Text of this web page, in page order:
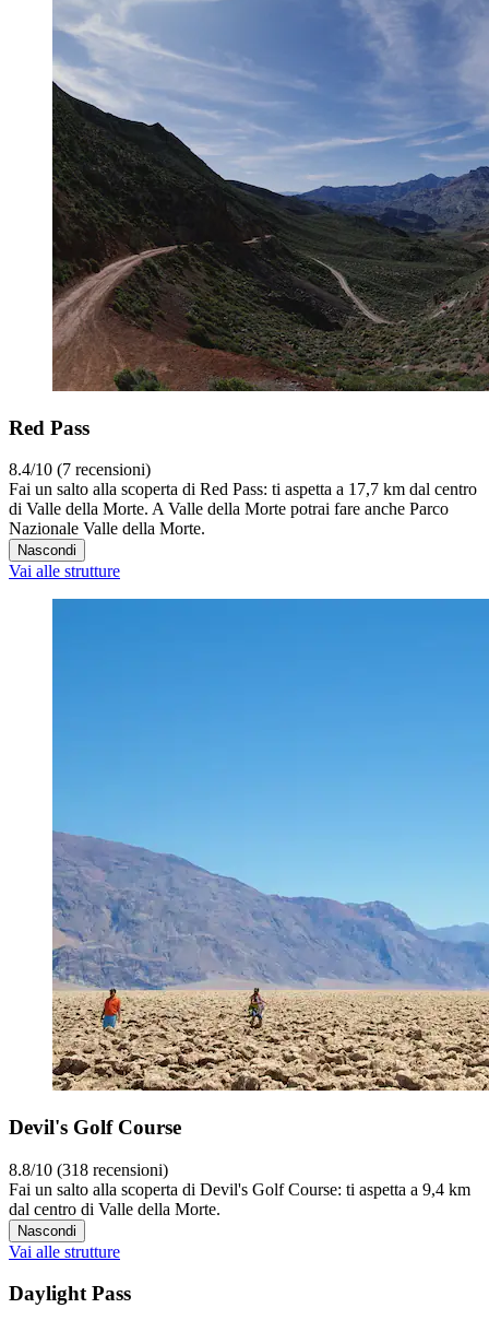
Red Pass
8.4/10 (7 recensioni)
Fai un salto alla scoperta di Red Pass: ti aspetta a 17,7 km dal centro
di Valle della Morte. A Valle della Morte potrai fare anche Parco
Nazionale Valle della Morte.
Nascondi
Vai alle strutture
Devil's Golf Course
8.8/10 (318 recensioni)
Fai un salto alla scoperta di Devil's Golf Course: ti aspetta a 9,4 km
dal centro di Valle della Morte.
Nascondi
Vai alle strutture
Daylight Pass